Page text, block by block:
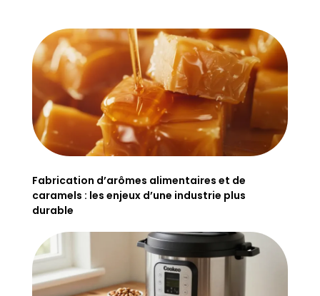
Fabrication d’arômes alimentaires et de
caramels : les enjeux d’une industrie plus
durable